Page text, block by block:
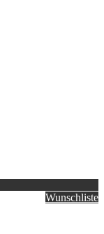
Wunschliste